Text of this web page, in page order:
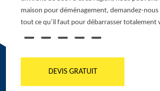
maison pour déménagement, demandez-
tout ce qu’il faut pour débarrasser totalement
DEVIS GRATUIT